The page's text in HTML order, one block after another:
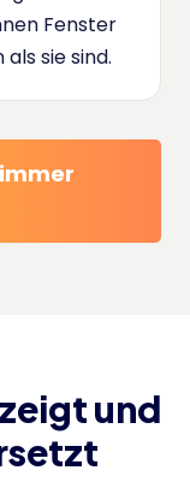
Fenster
sie sind.
und